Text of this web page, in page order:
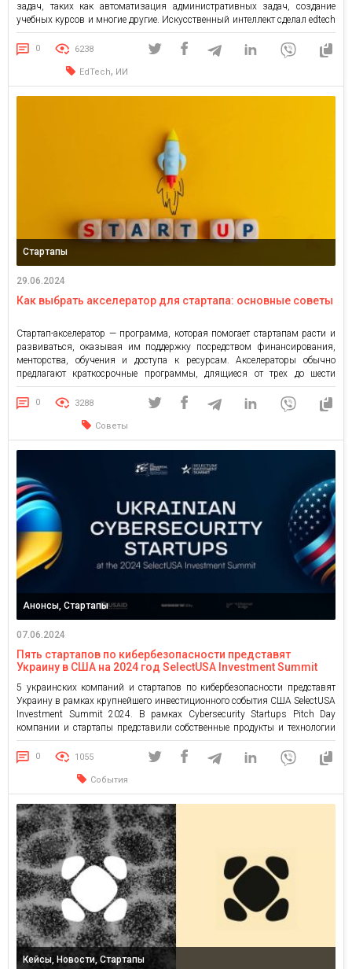
задач, таких как автоматизация административных задач, создание
учебных курсов и многие другие. Искусственный интеллект сделал edtech
продукты более мощными, что привело к росту числа стартапов, которые
находят инновационные способы усовершенствования и оптимизации
процесса обучения. Предлагаем рассмотреть текущее состояние рынка […]
0 6238
EdTech, ИИ
Стартапы
29.06.2024
Как выбрать акселератор для стартапа: основные советы
Стартап-акселератор — программа, которая помогает стартапам расти и
развиваться, оказывая им поддержку посредством финансирования,
менторства, обучения и доступа к ресурсам. Акселераторы обычно
предлагают краткосрочные программы, длящиеся от трех до шести
месяцев. Участники получают финансовую поддержку, доступ к
менторам из разных сфер, обучение и развитие навыков, а также
возможность презентовать свой бизнес на «демодей». Акселерация для
0 3288
Советы
Анонсы, Стартапы
07.06.2024
Пять стартапов по кибербезопасности представят
Украину в США на 2024 год SelectUSA Investment Summit
5 украинских компаний и стартапов по кибербезопасности представят
Украину в рамках крупнейшего инвестиционного события США SelectUSA
Investment Summit 2024. В рамках Cybersecurity Startups Pitch Day
компании и стартапы представили собственные продукты и технологии
из сферы кибербезопасности. При определении команд-победителей
судьи ориентировались на следующие обязательные критерии:
разрабатывают инновационный технологический продукт или услугу;
имеют головной офис за […]
0 1055
События
Кейсы, Новости, Стартапы